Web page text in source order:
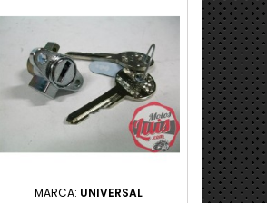
MARCA: UNIVERSAL